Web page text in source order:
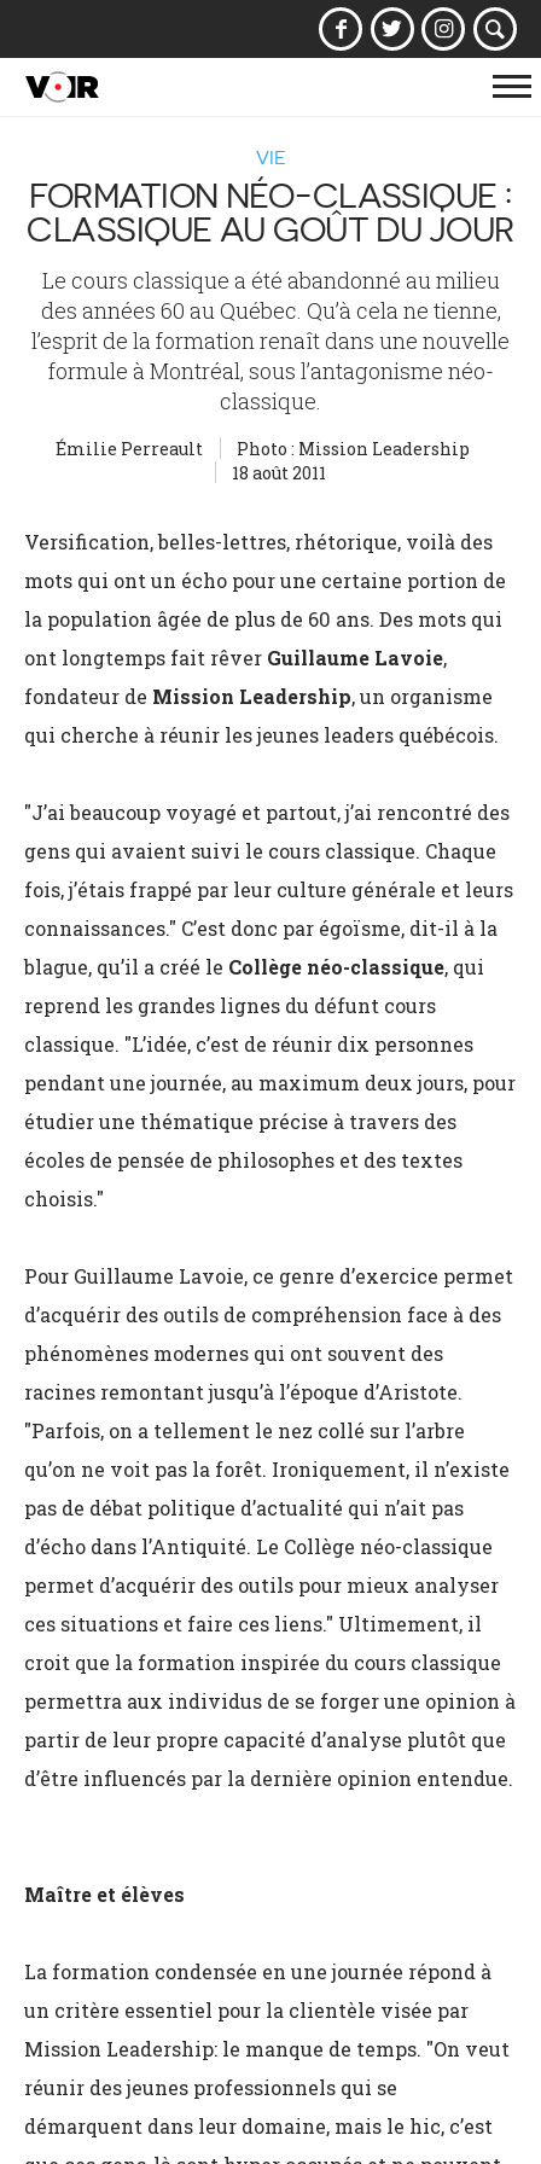
VIE
FORMATION NÉO-CLASSIQUE :
CLASSIQUE AU GOÛT DU JOUR
Le cours classique a été abandonné au milieu
des années 60 au Québec. Qu’à cela ne tienne,
l’esprit de la formation renaît dans une nouvelle
formule à Montréal, sous l’antagonisme néo-
classique.
Émilie Perreault
Photo : Mission Leadership
18 août 2011
Versification, belles-lettres, rhétorique, voilà des
mots qui ont un écho pour une certaine portion de
la population âgée de plus de 60 ans. Des mots qui
ont longtemps fait rêver Guillaume Lavoie,
fondateur de Mission Leadership, un organisme
qui cherche à réunir les jeunes leaders québécois.
"J’ai beaucoup voyagé et partout, j’ai rencontré des
gens qui avaient suivi le cours classique. Chaque
fois, j’étais frappé par leur culture générale et leurs
connaissances." C’est donc par égoïsme, dit-il à la
blague, qu’il a créé le Collège néo-classique, qui
reprend les grandes lignes du défunt cours
classique. "L’idée, c’est de réunir dix personnes
pendant une journée, au maximum deux jours, pour
étudier une thématique précise à travers des
écoles de pensée de philosophes et des textes
choisis."
Pour Guillaume Lavoie, ce genre d’exercice permet
d’acquérir des outils de compréhension face à des
phénomènes modernes qui ont souvent des
racines remontant jusqu’à l’époque d’Aristote.
"Parfois, on a tellement le nez collé sur l’arbre
qu’on ne voit pas la forêt. Ironiquement, il n’existe
pas de débat politique d’actualité qui n’ait pas
d’écho dans l’Antiquité. Le Collège néo-classique
permet d’acquérir des outils pour mieux analyser
ces situations et faire ces liens." Ultimement, il
croit que la formation inspirée du cours classique
permettra aux individus de se forger une opinion à
partir de leur propre capacité d’analyse plutôt que
d’être influencés par la dernière opinion entendue.
Maître et élèves
La formation condensée en une journée répond à
un critère essentiel pour la clientèle visée par
Mission Leadership: le manque de temps. "On veut
réunir des jeunes professionnels qui se
démarquent dans leur domaine, mais le hic, c’est